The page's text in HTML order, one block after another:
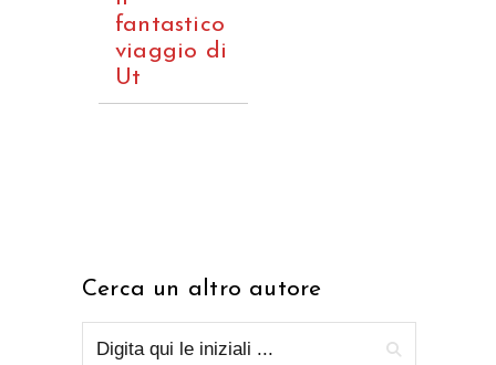
fantastico
viaggio di
Ut
Cerca un altro autore